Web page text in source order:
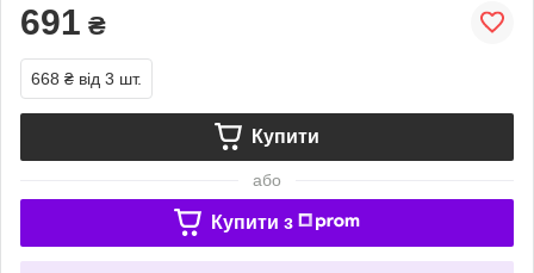
691 ₴
668 ₴ від 3 шт.
Купити
або
Купити з